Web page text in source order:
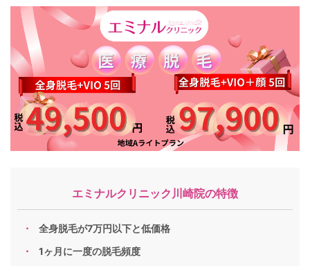
エミナルクリニック川崎院の特徴
全身脱毛が7万円以下と低価格
1ヶ月に一度の脱毛頻度